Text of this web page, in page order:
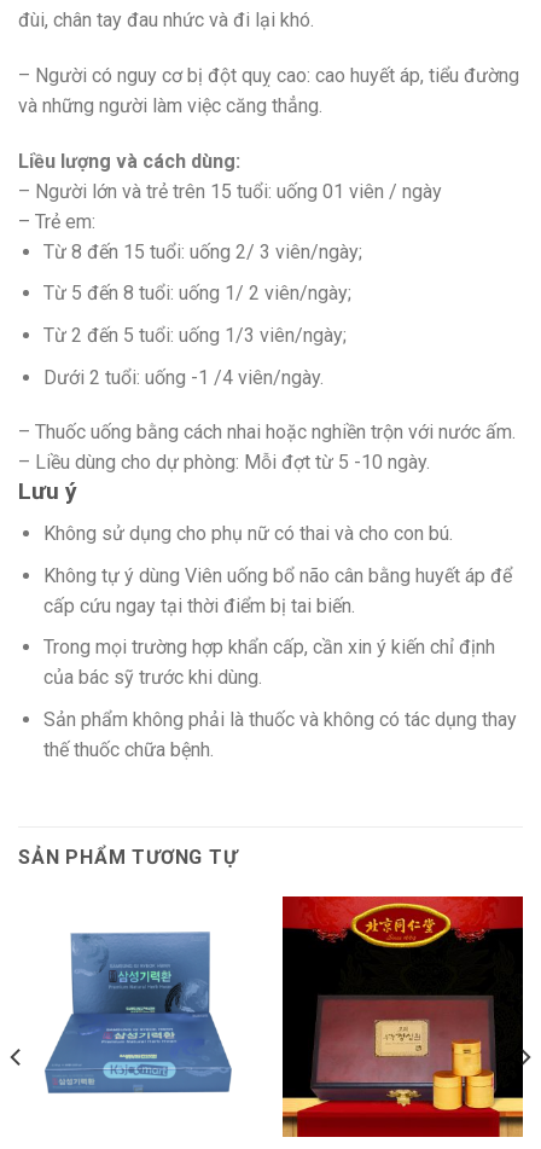
đùi, chân tay đau nhức và đi lại khó.
– Người có nguy cơ bị đột quỵ cao: cao huyết áp, tiểu đường
và những người làm việc căng thẳng.
Liều lượng và cách dùng:
– Người lớn và trẻ trên 15 tuổi: uống 01 viên / ngày
– Trẻ em:
Từ 8 đến 15 tuổi: uống 2/ 3 viên/ngày;
Từ 5 đến 8 tuổi: uống 1/ 2 viên/ngày;
Từ 2 đến 5 tuổi: uống 1/3 viên/ngày;
Dưới 2 tuổi: uống -1 /4 viên/ngày.
– Thuốc uống bằng cách nhai hoặc nghiền trộn với nước ấm.
– Liều dùng cho dự phòng: Mỗi đợt từ 5 -10 ngày.
Lưu ý
Không sử dụng cho phụ nữ có thai và cho con bú.
Không tự ý dùng Viên uống bổ não cân bằng huyết áp để
cấp cứu ngay tại thời điểm bị tai biến.
Trong mọi trường hợp khẩn cấp, cần xin ý kiến chỉ định
của bác sỹ trước khi dùng.
Sản phẩm không phải là thuốc và không có tác dụng thay
thế thuốc chữa bệnh.
SẢN PHẨM TƯƠNG TỰ